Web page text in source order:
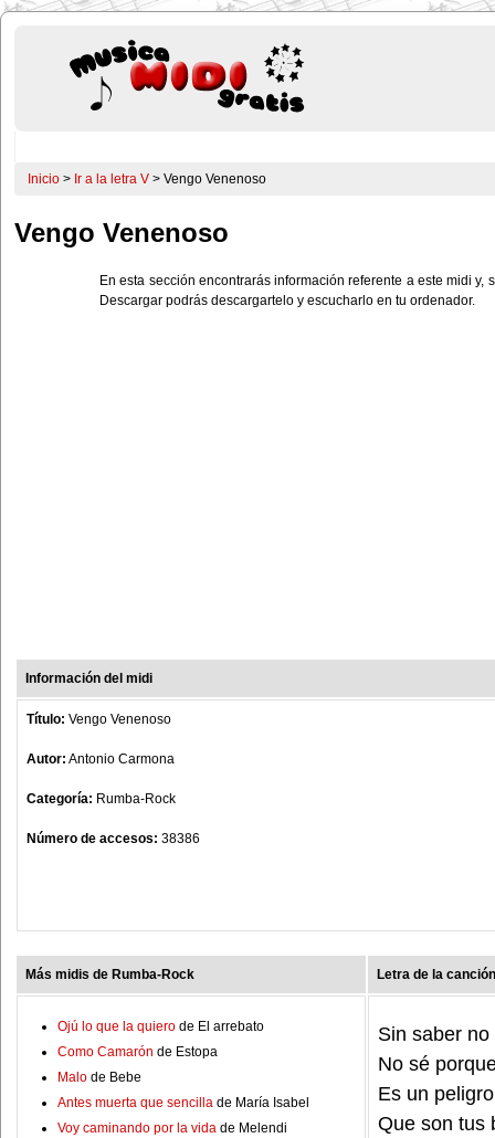
Inicio > Ir a la letra V > Vengo Venenoso
Vengo Venenoso
En esta sección encontrarás información referente a este midi
Descargar podrás descargartelo y escucharlo en tu ordenador.
Información del midi
Título: Vengo Venenoso
Autor: Antonio Carmona
Categoría: Rumba-Rock
Número de accesos: 38386
Más midis de Rumba-Rock Letra de la canción
Ojú lo que la quiero de El arrebato
Como Camarón de Estopa
Malo de Bebe
Antes muerta que sencilla de María Isabel
Voy caminando por la vida de Melendi
Sin saber
No sé
Es un
Que son tus